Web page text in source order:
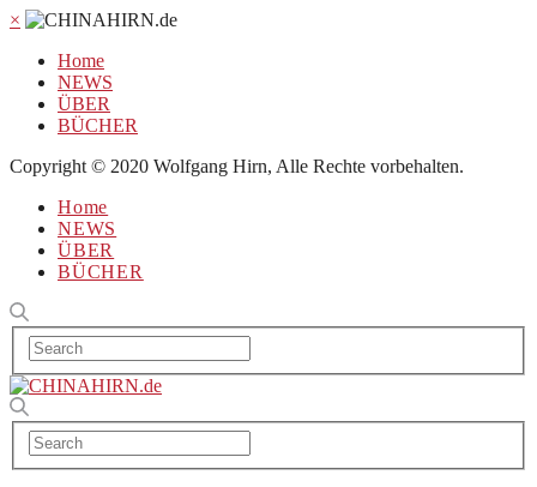
×
Home
NEWS
ÜBER
BÜCHER
Copyright © 2020 Wolfgang Hirn, Alle Rechte vorbehalten.
Home
NEWS
ÜBER
BÜCHER